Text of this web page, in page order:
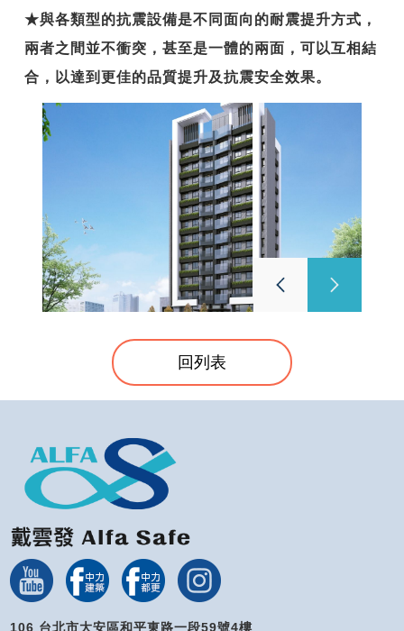
★與各類型的抗震設備是不同面向的耐震提升方式，
兩者之間並不衝突，甚至是一體的兩面，可以互相結
合，以達到更佳的品質提升及抗震安全效果。
回列表
106 台北市大安區和平東路一段59號4樓